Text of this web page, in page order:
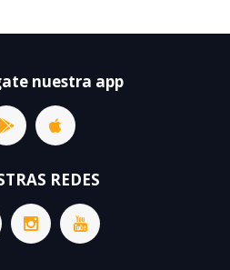
nuestra app
REDES